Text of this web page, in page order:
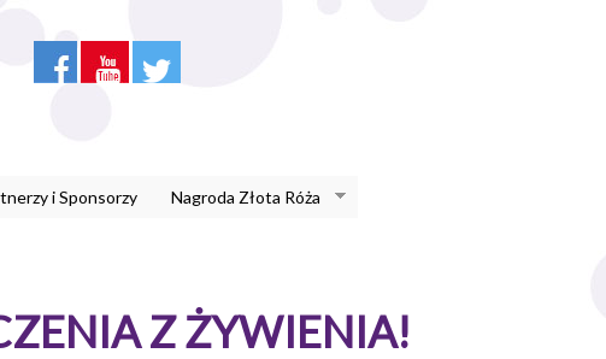
i Sponsorzy Nagroda Złota Róża
Z ŻYWIENIA!